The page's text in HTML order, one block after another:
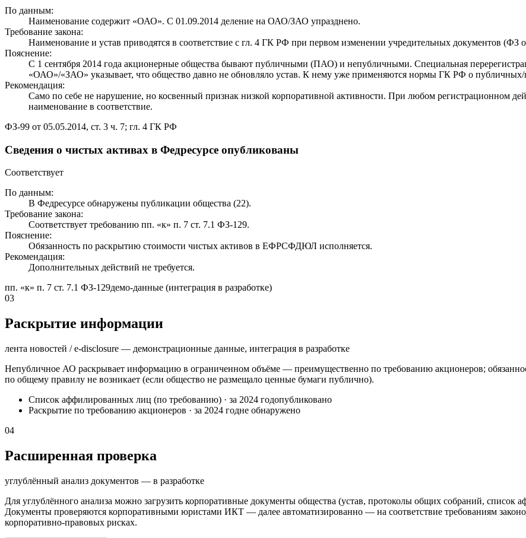
По данным:
Наименование содержит «ОАО». С 01.09.2014 деление на ОАО/ЗАО упразднено.
Требование закона:
Наименование и устав приводятся в соответствие с гл. 4 ГК РФ при первом изменении учредительных документов (ФЗ
Пояснение:
С 1 сентября 2014 года акционерные общества бывают публичными (ПАО) и непубличными. Специальная
«ОАО»/«ЗАО» указывает, что общество давно не обновляло устав. К нему уже применяются нормы ГК РФ о
Рекомендация:
Само по себе не нарушение, но косвенный признак низкой корпоративной активности. При любом регистрационном
наименование в соответствие.
ФЗ-99 от 05.05.2014, ст. 3 ч. 7; гл. 4 ГК РФ
Сведения о чистых активах в Федресурсе опубликованы
Соответствует
По данным:
В Федресурсе обнаружены публикации общества (22).
Требование закона:
Соответствует требованию пп. «к» п. 7 ст. 7.1 ФЗ-129.
Пояснение:
Обязанность по раскрытию стоимости чистых активов в ЕФРСФДЮЛ исполняется.
Рекомендация:
Дополнительных действий не требуется.
пп. «к» п. 7 ст. 7.1 ФЗ-129демо-данные (интеграция в разработке)
03
Раскрытие информации
лента новостей / e-disclosure — демонстрационные данные, интеграция в разработке
Непубличное АО раскрывает информацию в ограниченном объёме — преимущественно по требованию акционеров;
по общему правилу не возникает (если общество не размещало ценные бумаги публично).
Список аффилированных лиц (по требованию) · за 2024 годопубликовано
Раскрытие по требованию акционеров · за 2024 годне обнаружено
04
Расширенная проверка
углублённый анализ документов — в разработке
Для углублённого анализа можно загрузить корпоративные документы общества (устав, протоколы общих собраний, список
Документы проверяются корпоративными юристами ИКТ — далее автоматизированно — на соответствие требованиям
корпоративно-правовых рисках.